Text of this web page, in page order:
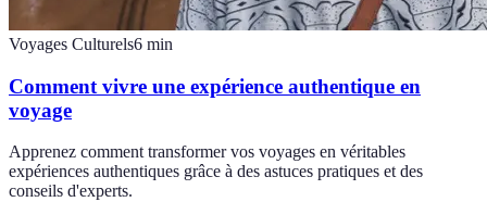
Voyages Culturels6 min
Comment vivre une expérience authentique en
voyage
Apprenez comment transformer vos voyages en véritables
expériences authentiques grâce à des astuces pratiques et des
conseils d'experts.